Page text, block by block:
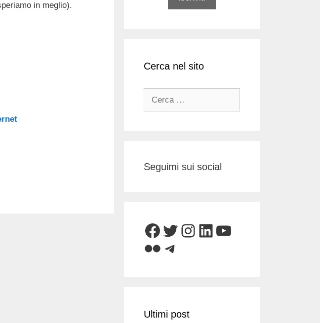
in meglio).
Cerca nel sito
Seguimi sui social
Facebook
Twitter
Instagram
LinkedIn
YouTube
FlickrTelegram
Ultimi post